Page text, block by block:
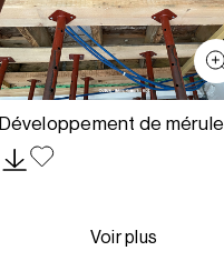
Développement de mérule
Voir plus